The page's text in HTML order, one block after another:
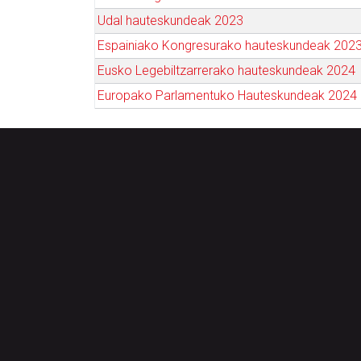
Udal hauteskundeak 2023
Espainiako Kongresurako hauteskundeak
Eusko Legebiltzarrerako hauteskundeak 2024
Europako Parlamentuko Hauteskundeak 2024